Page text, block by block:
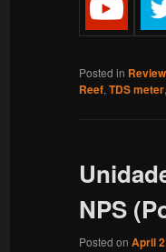
Posted in
Reef, TDS meter,
NPS
Posted on April